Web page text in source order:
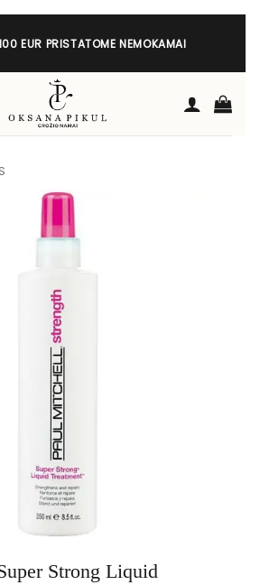
EUR PRISTATOME NEMOKAMAI